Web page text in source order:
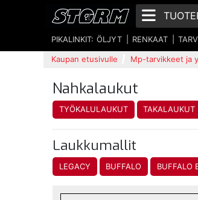
PIKALINKIT: ÖLJYT RENKAAT
Kaupan etusivulle Mp-tarvikkeet ja
Nahkalaukut
TYÖKALULAUKUT TAKALAUKUT
Laukkumallit
LEGACY BUFFALO BUFFALO